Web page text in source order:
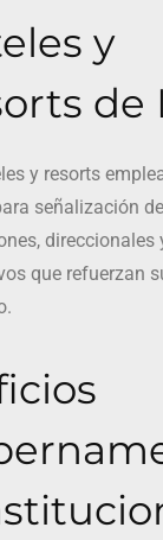
y
de
y resorts
señalización
direccionales
que refuerzan